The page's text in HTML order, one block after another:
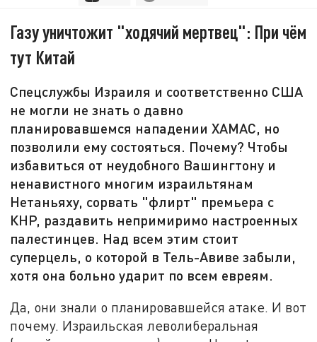
Газу уничтожит "ходячий мертвец": При чём
тут Китай
Спецслужбы Израиля и соответственно США
не могли не знать о давно
планировавшемся нападении ХАМАС, но
позволили ему состояться. Почему? Чтобы
избавиться от неудобного Вашингтону и
ненавистного многим израильтянам
Нетаньяху, сорвать "флирт" премьера с
КНР, раздавить непримиримо настроенных
палестинцев. Над всем этим стоит
суперцель, о которой в Тель-Авиве забыли,
хотя она больно ударит по всем евреям.
Да, они знали о планировавшейся атаке. И вот
почему. Израильская леволиберальная